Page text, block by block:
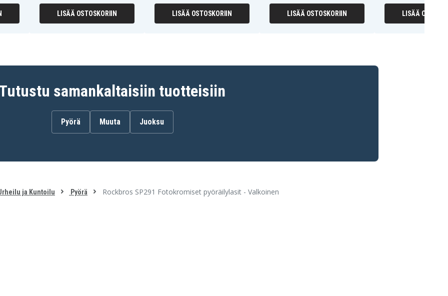
LISÄÄ OSTOSKORIIN LISÄÄ OSTOSKORIIN LISÄÄ OSTOSKORIIN LISÄÄ
samankaltaisiin tuotteisiin
Pyörä Muuta Juoksu
ja Kuntoilu Pyörä Rockbros SP291 Fotokromiset pyöräilylasit - Valkoinen